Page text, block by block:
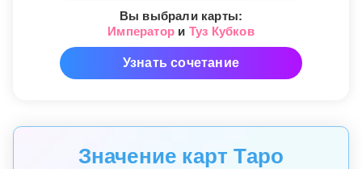
Вы выбрали карты:
Император и Туз Кубков
Узнать сочетание
Значение карт Таро